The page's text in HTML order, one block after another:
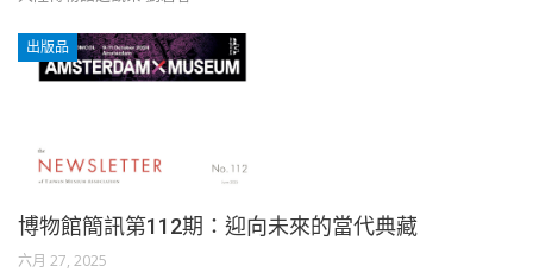
出版品
博物館簡訊第112期：迎向未來的當代典藏
六月 27, 2025